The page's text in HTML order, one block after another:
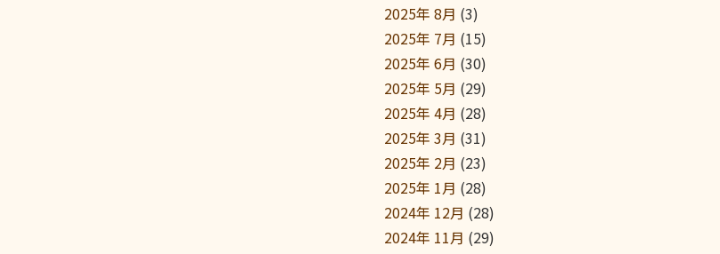
2025年 8月 (3)
2025年 7月 (15)
2025年 6月 (30)
2025年 5月 (29)
2025年 4月 (28)
2025年 3月 (31)
2025年 2月 (23)
2025年 1月 (28)
2024年 12月 (28)
2024年 11月 (29)